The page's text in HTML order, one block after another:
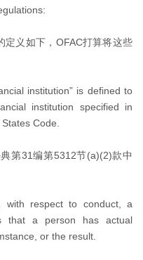
定义如下，OFAC打算将这些
institution” is defined to
institution specified in
Code.
第31编第5312节(a)(2)款中
with respect to conduct, a
that a person has actual
or the result.